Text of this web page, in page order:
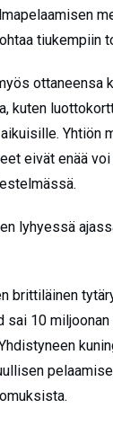
tiukempiin
ottaneensa
kuten
Yhtiön
eivät enää voi
lyhyessä
brittiläinen
sai 10 miljoonan